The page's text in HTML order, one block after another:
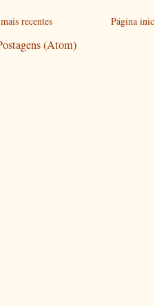
recentes Página
(Atom)